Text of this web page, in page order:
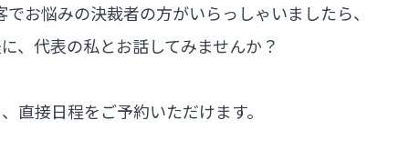
お悩みの決裁者の方がいらっしゃいましたら、
、代表の私とお話してみませんか？
直接日程をご予約いただけます。